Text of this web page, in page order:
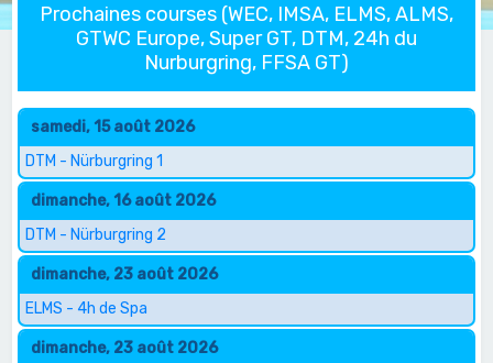
Prochaines courses (WEC, IMSA, ELMS, ALMS,
GTWC Europe, Super GT, DTM, 24h du
Nurburgring, FFSA GT)
samedi, 15 août 2026
DTM - Nürburgring 1
dimanche, 16 août 2026
DTM - Nürburgring 2
dimanche, 23 août 2026
ELMS - 4h de Spa
dimanche, 23 août 2026